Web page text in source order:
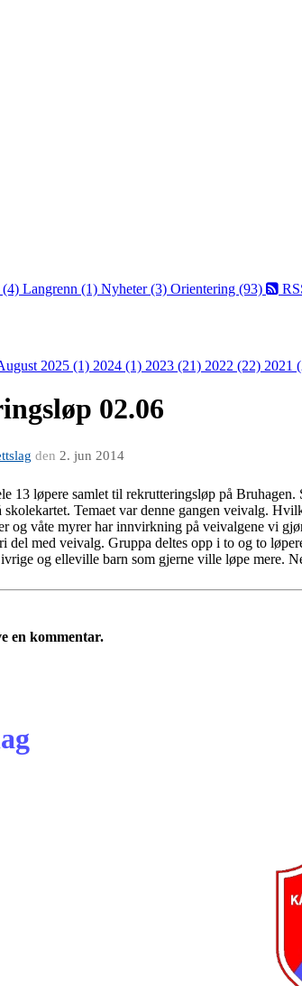
(4) Langrenn (1) Nyheter (3) Orientering (93)
2025 (1) 2024 (1) 2023 (21) 2022 (22) 2021
02.06
den 2. jun 2014
13 løpere samlet til rekrutteringsløp på
skolekartet. Temaet var denne gangen veivalg.
og våte myrer har innvirkning på veivalgene vi
del med veivalg. Gruppa deltes opp i to og to
og elleville barn som gjerne ville løpe mere.
en kommentar.